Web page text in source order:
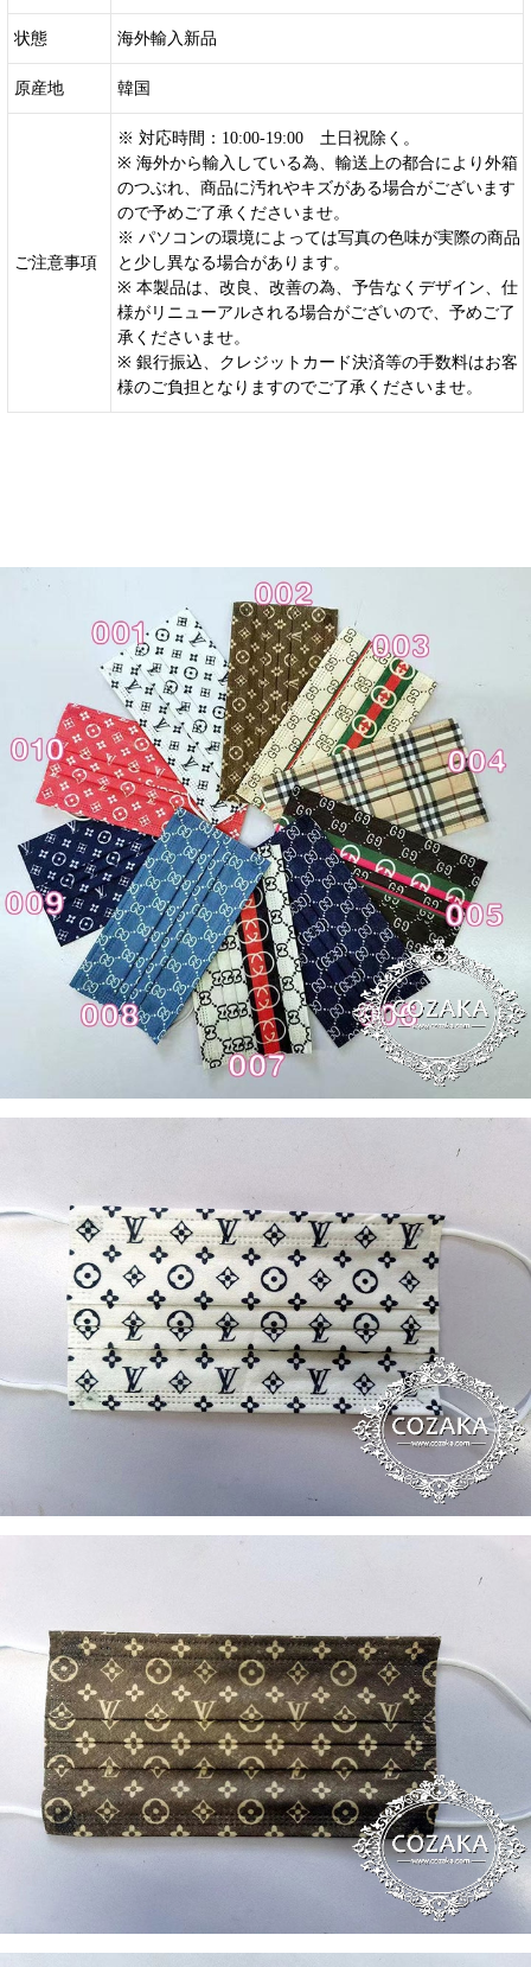
状態 海外輸入新品
原産地 韓国
ご注意事項
※ 対応時間：10:00-19:00 土日祝除く。
※ 海外から輸入している為、輸送上の都合により外箱
のつぶれ、商品に汚れやキズがある場合がございます
ので予めご了承くださいませ。
※ パソコンの環境によっては写真の色味が実際の商品
と少し異なる場合があります。
※ 本製品は、改良、改善の為、予告なくデザイン、仕
様がリニューアルされる場合がございので、予めご了
承くださいませ。
※ 銀行振込、クレジットカード決済等の手数料はお客
様のご負担となりますのでご了承くださいませ。